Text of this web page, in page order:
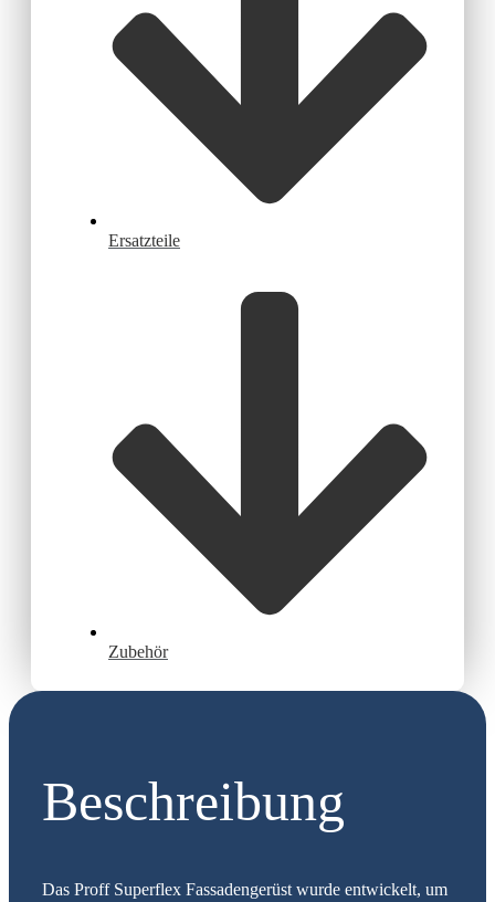
Ersatzteile
Zubehör
Beschreibung
Das Proff Superflex Fassadengerüst wurde entwickelt, um